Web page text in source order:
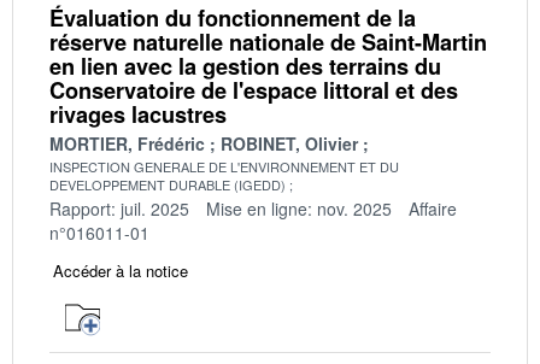
Évaluation du fonctionnement de la
réserve naturelle nationale de Saint-Martin
en lien avec la gestion des terrains du
Conservatoire de l'espace littoral et des
rivages lacustres
MORTIER, Frédéric ROBINET, Olivier
INSPECTION GENERALE DE L'ENVIRONNEMENT ET DU
DEVELOPPEMENT DURABLE (IGEDD)
Rapport: juil. 2025 Mise en ligne: nov. 2025
Affaire
n°016011-01
Accéder à la notice